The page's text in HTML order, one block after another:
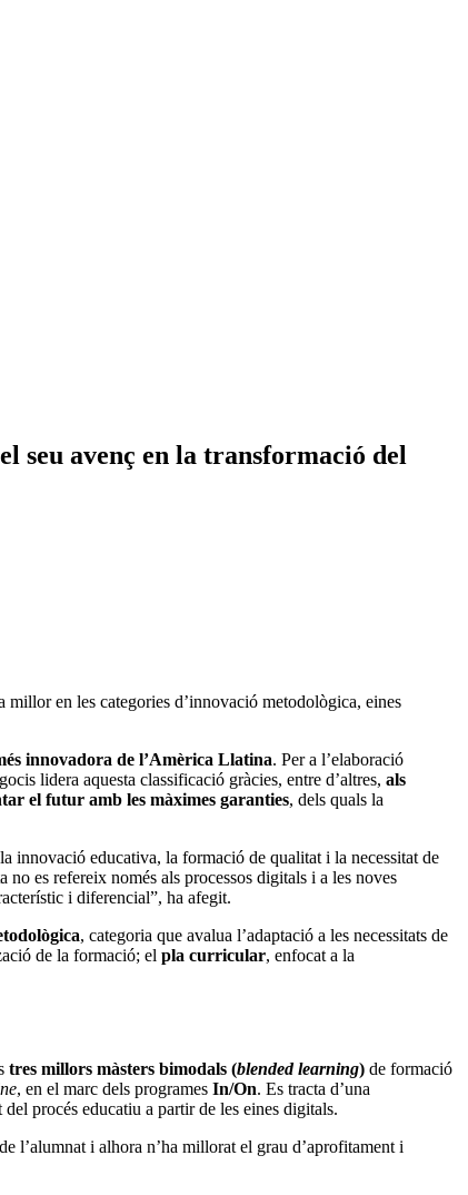
seu avenç en la transformació del
en les categories d’innovació metodològica, eines
innovadora de l’Amèrica Llatina. Per a l’elaboració
lidera aquesta classificació gràcies, entre d’altres, als
el futur amb les màximes garanties, dels quals la
innovació educativa, la formació de qualitat i la necessitat de
no es refereix només als processos digitals i a les noves
i diferencial”, ha afegit.
, categoria que avalua l’adaptació a les necessitats de
de la formació; el pla curricular, enfocat a la
tres millors màsters bimodals (blended learning) de formació
, en el marc dels programes In/On. Es tracta d’una
procés educatiu a partir de les eines digitals.
l’alumnat i alhora n’ha millorat el grau d’aprofitament i